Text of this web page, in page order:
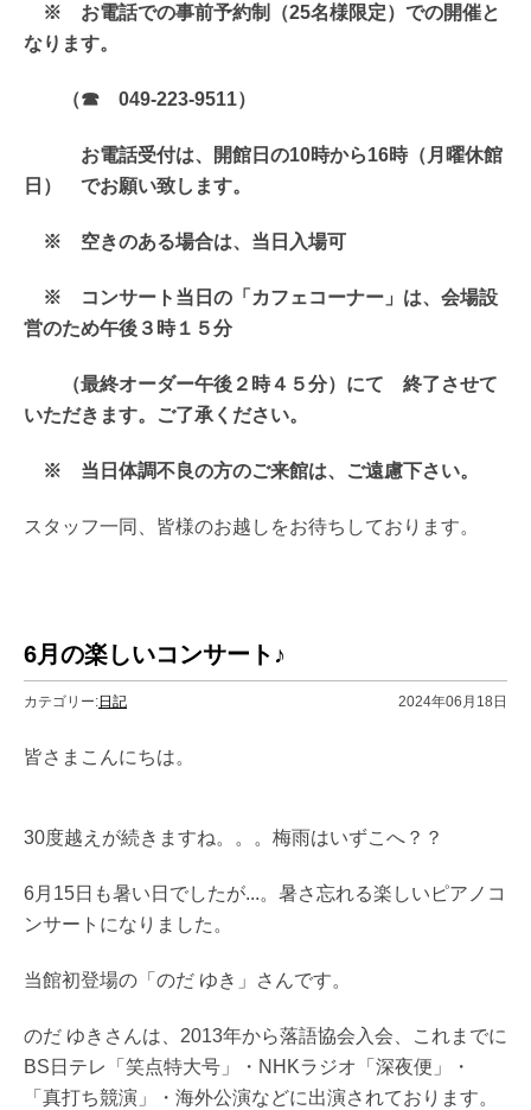
※ お電話での事前予約制（25名様限定）での開催と
なります。
（☎ 049-223-9511）
お電話受付は、開館日の10時から16時（月曜休館
日） でお願い致します。
※ 空きのある場合は、当日入場可
※ コンサート当日の「カフェコーナー」は、会場設
営のため午後３時１５分
（最終オーダー午後２時４５分）にて 終了させて
いただきます。ご了承ください。
※ 当日体調不良の方のご来館は、ご遠慮下さい。
スタッフ一同、皆様のお越しをお待ちしております。
6月の楽しいコンサート♪
カテゴリー:日記 2024年06月18日
皆さまこんにちは。
30度越えが続きますね。。。梅雨はいずこへ？？
6月15日も暑い日でしたが...。暑さ忘れる楽しいピアノコ
ンサートになりました。
当館初登場の「のだ ゆき」さんです。
のだ ゆきさんは、2013年から落語協会入会、これまでに
BS日テレ「笑点特大号」・NHKラジオ「深夜便」・
「真打ち競演」・海外公演などに出演されております。